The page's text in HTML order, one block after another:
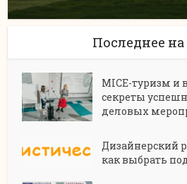
Последнее на
MICE-туризм и
секреты
деловых
Дизайнерский
как выбрать